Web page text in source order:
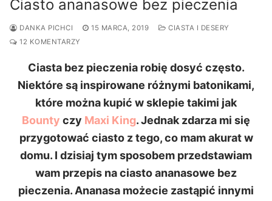
Ciasto ananasowe bez pieczenia
DANKA PICHCI 15 MARCA, 2019
CIASTA I DESERY
12 KOMENTARZY
Ciasta bez pieczenia robię dosyć często.
Niektóre są inspirowane różnymi batonikami,
które można kupić w sklepie takimi jak
Bounty czy Maxi King. Jednak zdarza mi się
przygotować ciasto z tego, co mam akurat w
domu. I dzisiaj tym sposobem przedstawiam
wam przepis na ciasto ananasowe bez
pieczenia. Ananasa możecie zastąpić innymi